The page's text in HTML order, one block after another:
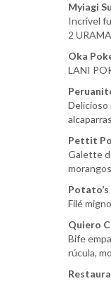
Myiagi
Incrível
2
Oka
LANI
Delicioso
Pettit
Galette
Filé
Quiero
Bife
rúcula,